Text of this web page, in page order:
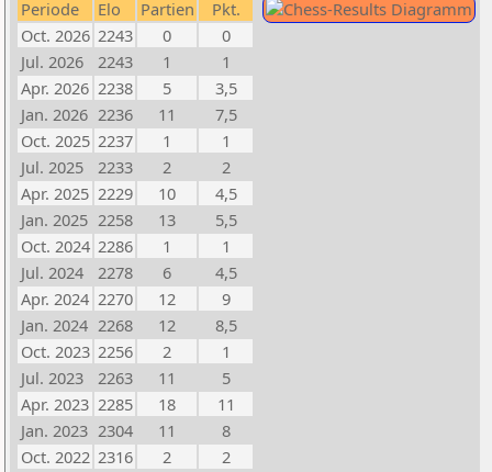
Periode Elo Partien
Pkt.
Oct. 2026 2243 0
0
Jul. 2026
2243 1
1
Apr. 2026 2238 5
3,5
Jan. 2026 2236 11
7,5
Oct. 2025 2237 1
1
Jul. 2025
2233 2
2
Apr. 2025 2229 10
4,5
Jan. 2025 2258 13
5,5
Oct. 2024 2286 1
1
Jul. 2024
2278 6
4,5
Apr. 2024 2270 12
9
Jan. 2024 2268 12
8,5
Oct. 2023 2256 2
1
Jul. 2023
2263 11
5
Apr. 2023 2285 18
11
Jan. 2023 2304 11
8
Oct. 2022 2316 2
2